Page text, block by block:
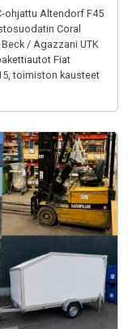
ohjattu Altendorf F45
Coral
/ Agazzani UTK
Fiat
toimiston kausteet